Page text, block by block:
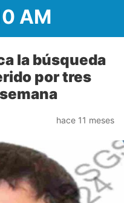
AM
la búsqueda
por tres
hace 11 meses